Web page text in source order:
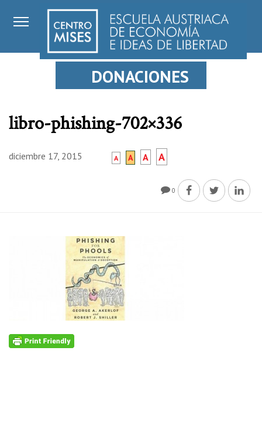
DONACIONES
libro-phishing-702×336
diciembre 17, 2015 A A A A
0